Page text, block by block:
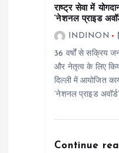
राष्ट्र सेवा में
‘नेशनल प्राइड
INDINON
36 वर्षों से सक्रिय
और नेतृत्व के लिए
दिल्ली में आयोजित
‘नेशनल प्राइड
Continue